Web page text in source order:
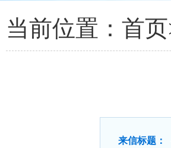
当前位置： 首页
来信标题：